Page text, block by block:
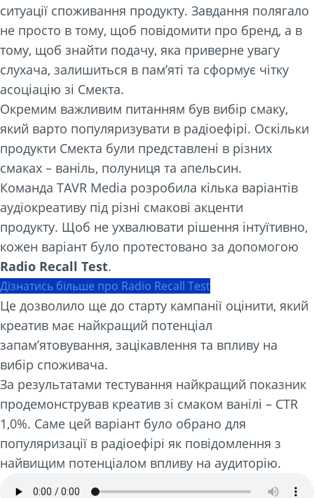
ситуації споживання продукту. Завдання полягало
не просто в тому, щоб повідомити про бренд, а в
тому, щоб знайти подачу, яка приверне увагу
слухача, залишиться в пам’яті та сформує чітку
асоціацію зі Смекта.
Окремим важливим питанням був вибір смаку,
який варто популяризувати в радіоефірі. Оскільки
продукти Смекта були представлені в різних
смаках – ваніль, полуниця та апельсин.
Команда TAVR Media розробила кілька варіантів
аудіокреативу під різні смакові акценти
продукту. Щоб не ухвалювати рішення інтуїтивно,
кожен варіант було протестовано за допомогою
Radio Recall Test.
Дізнатись більше про Radio Recall Test
Це дозволило ще до старту кампанії оцінити, який
креатив має найкращий потенціал
запам’ятовування, зацікавлення та впливу на
вибір споживача.
За результатами тестування найкращий показник
продемонстрував креатив зі смаком ванілі – CTR
1,0%. Саме цей варіант було обрано для
популяризації в радіоефірі як повідомлення з
найвищим потенціалом впливу на аудиторію.